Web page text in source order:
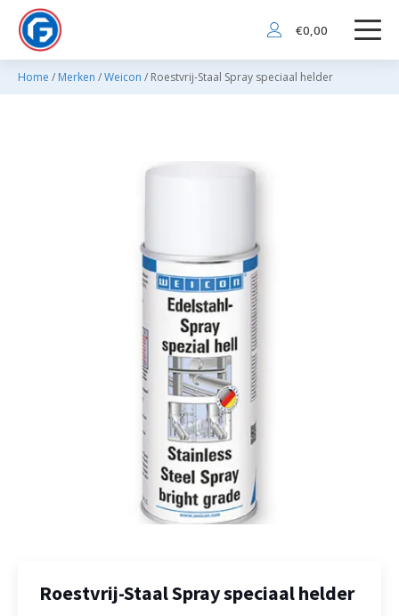
€0,00
Home / Merken /Weicon / Roestvrij-Staal Spray speciaal helder
Roestvrij-Staal Spray speciaal helder